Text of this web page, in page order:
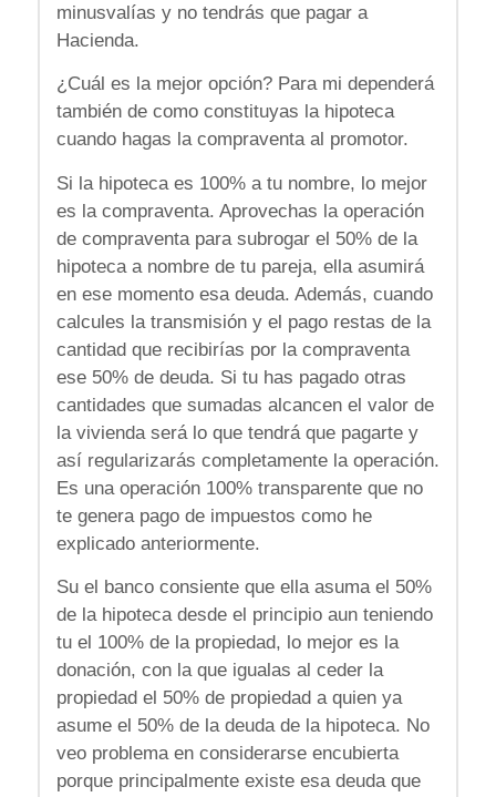
minusvalías y no tendrás que pagar a
Hacienda.
¿Cuál es la mejor opción? Para mi dependerá
también de como constituyas la hipoteca
cuando hagas la compraventa al promotor.
Si la hipoteca es 100% a tu nombre, lo mejor
es la compraventa. Aprovechas la operación
de compraventa para subrogar el 50% de la
hipoteca a nombre de tu pareja, ella asumirá
en ese momento esa deuda. Además, cuando
calcules la transmisión y el pago restas de la
cantidad que recibirías por la compraventa
ese 50% de deuda. Si tu has pagado otras
cantidades que sumadas alcancen el valor de
la vivienda será lo que tendrá que pagarte y
así regularizarás completamente la operación.
Es una operación 100% transparente que no
te genera pago de impuestos como he
explicado anteriormente.
Su el banco consiente que ella asuma el 50%
de la hipoteca desde el principio aun teniendo
tu el 100% de la propiedad, lo mejor es la
donación, con la que igualas al ceder la
propiedad el 50% de propiedad a quien ya
asume el 50% de la deuda de la hipoteca. No
veo problema en considerarse encubierta
porque principalmente existe esa deuda que